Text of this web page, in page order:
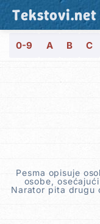
Tekstovi.net
0-9 A B C
Pesma opisuje
osobe,
Narator pita drugu